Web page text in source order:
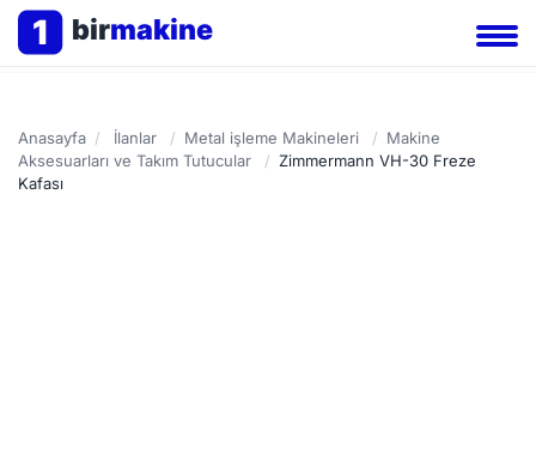
1 birmakine
Anasayfa / İlanlar / Metal işleme Makineleri / Makine
Aksesuarları ve Takım Tutucular
/ Zimmermann VH-30 Freze
Kafası